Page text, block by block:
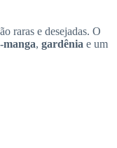
raras e desejadas. O
manga, gardênia e um